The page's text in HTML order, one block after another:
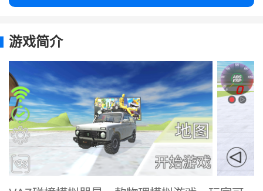
游戏简介